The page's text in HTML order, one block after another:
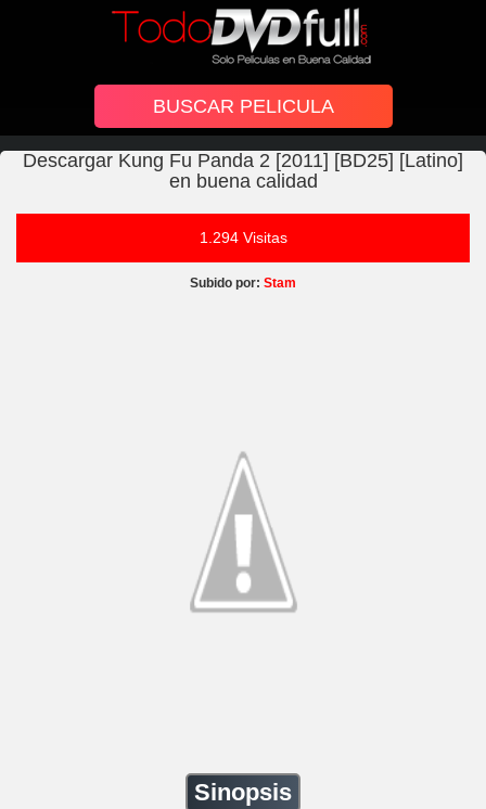
Descargar Kung Fu Panda 2 [2011] [BD25] [Latino]
en buena calidad
1.294 Visitas
Subido por: Stam
Sinopsis